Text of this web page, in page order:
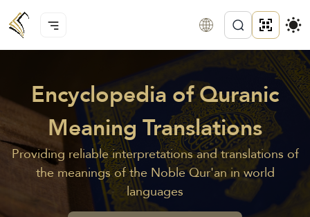
Encyclopedia of Quranic
Meaning Translations
Providing reliable interpretations and translations of
the meanings of the Noble Qur'an in world
languages